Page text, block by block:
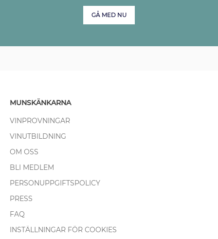
GÅ MED NU
MUNSKÄNKARNA
VINPROVNINGAR
VINUTBILDNING
OM OSS
BLI MEDLEM
PERSONUPPGIFTSPOLICY
PRESS
FAQ
INSTÄLLNINGAR FÖR COOKIES